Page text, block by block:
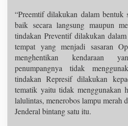
“Preemtif dilakukan dalam bentuk
baik secara langsung maupun
tindakan Preventif dilakukan
tempat yang menjadi sasaran
menghentikan kendaraan
penumpangnya tidak
tindakan Represif dilakukan
tematik yaitu tidak menggunakan
lalulintas, menerobos lampu merah
Jenderal bintang satu itu.